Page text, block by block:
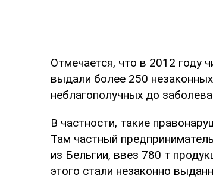
Отмечается, что в 2012 году
выдали более 250
неблагополучных до
В частности, такие
Там частный
из Бельгии, ввез 780 т
этого стали незаконно